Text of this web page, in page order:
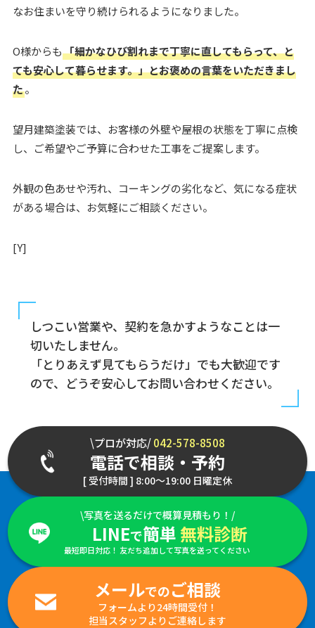
なお住まいを守り続けられるようになりました。
O様からも「細かなひび割れまで丁寧に直してもらって、と
ても安心して暮らせます。」とお褒めの言葉をいただきまし
た。
望月建築塗装では、お客様の外壁や屋根の状態を丁寧に点検
し、ご希望やご予算に合わせた工事をご提案します。
外観の色あせや汚れ、コーキングの劣化など、気になる症状
がある場合は、お気軽にご相談ください。
[Y]
しつこい営業や、契約を急かすようなことは一
切いたしません。
「とりあえず見てもらうだけ」でも大歓迎です
ので、どうぞ安心してお問い合わせください。
\プロが対応/042-578-8508
電話で相談・予約
[ 受付時間 ] 8:00～19:00 日曜定休
\写真を送るだけで概算見積もり！/
LINEで簡単 無料診断
最短即日対応！ 友だち追加して写真を送ってください
メールでのご相談
フォームより24時間受付！
担当スタッフよりご連絡します